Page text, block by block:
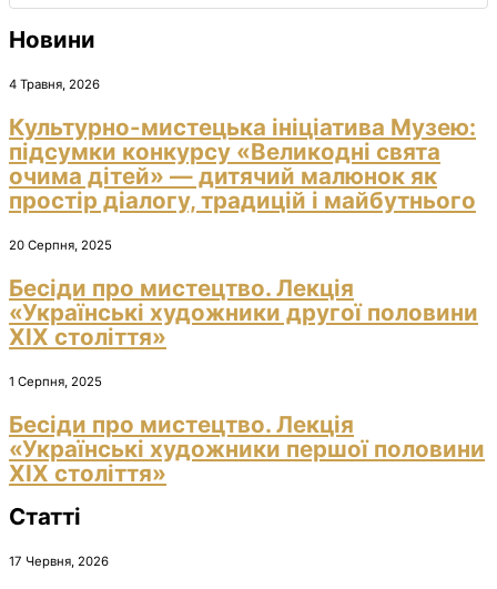
Новини
4 Травня, 2026
Культурно-мистецька ініціатива Музею:
підсумки конкурсу «Великодні свята
очима дітей» — дитячий малюнок як
простір діалогу, традицій і майбутнього
20 Серпня, 2025
Бесіди про мистецтво. Лекція
«Українські художники другої половини
ХІХ століття»
1 Серпня, 2025
Бесіди про мистецтво. Лекція
«Українські художники першої половини
ХІХ століття»
Статті
17 Червня, 2026